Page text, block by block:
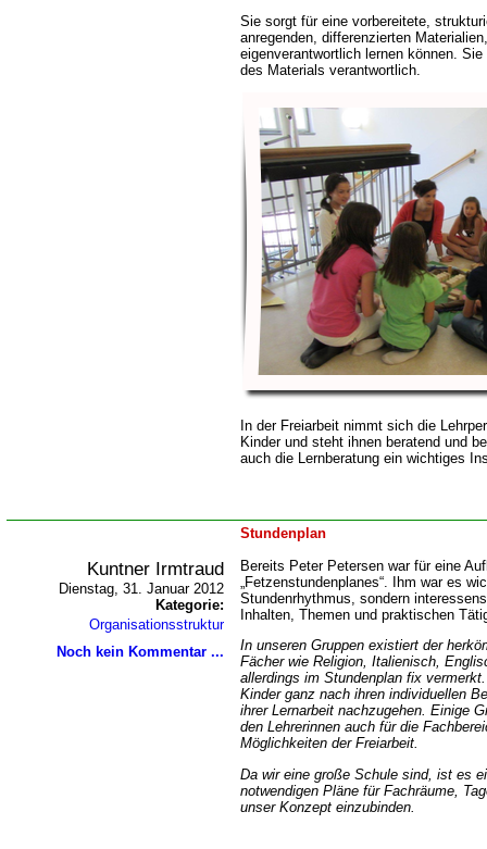
Sie sorgt für eine vorbereitete,
anregenden, differenzierten
eigenverantwortlich lernen können.
des Materials verantwortlich.
In der Freiarbeit nimmt sich die
Kinder und steht ihnen beratend und
auch die Lernberatung ein wichtiges
Stundenplan
Kuntner Irmtraud
Dienstag, 31. Januar 2012
Kategorie:
Organisationsstruktur
Noch kein Kommentar ...
Bereits Peter Petersen war für eine
Fetzenstundenplanes“. Ihm war es
Stundenrhythmus, sondern
Inhalten, Themen und praktischen
In unseren Gruppen existiert der
Fächer wie Religion, Italienisch,
allerdings im Stundenplan fix
Kinder ganz nach ihren individuellen
ihrer Lernarbeit nachzugehen. Einige
den Lehrerinnen auch für die
Möglichkeiten der Freiarbeit.
Da wir eine große Schule sind, ist es
notwendigen Pläne für Fachräume,
unser Konzept einzubinden.